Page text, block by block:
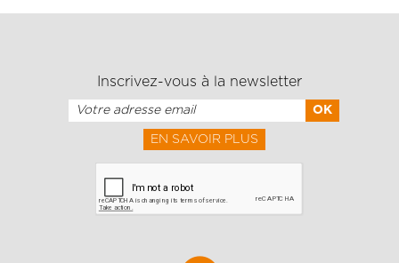
Inscrivez-vous à la newsletter
EN SAVOIR PLUS